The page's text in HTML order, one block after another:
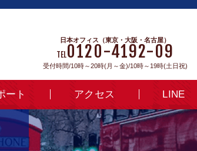
日本オフィス（東京・大阪・名古屋）
TEL0120-4192-09
受付時間/10時～20時(月～金)/10時～19時(土日祝)
ート アクセス LINE